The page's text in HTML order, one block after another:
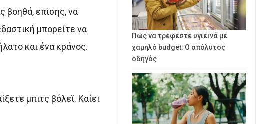
βοηθά, επίσης, να
μπορείτε να
και ένα κράνος.
μπιτς βόλεϊ. Καίει
Πώς να τρέφεστε υγιεινά με
χαμηλό budget: Ο απόλυτος
οδηγός